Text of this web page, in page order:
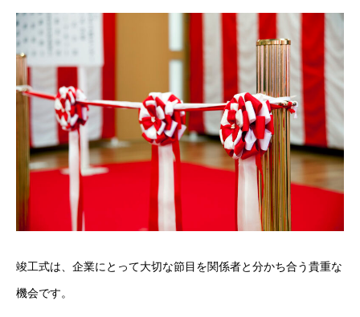
竣工式は、企業にとって大切な節目を関係者と分かち合う貴重な
機会です。